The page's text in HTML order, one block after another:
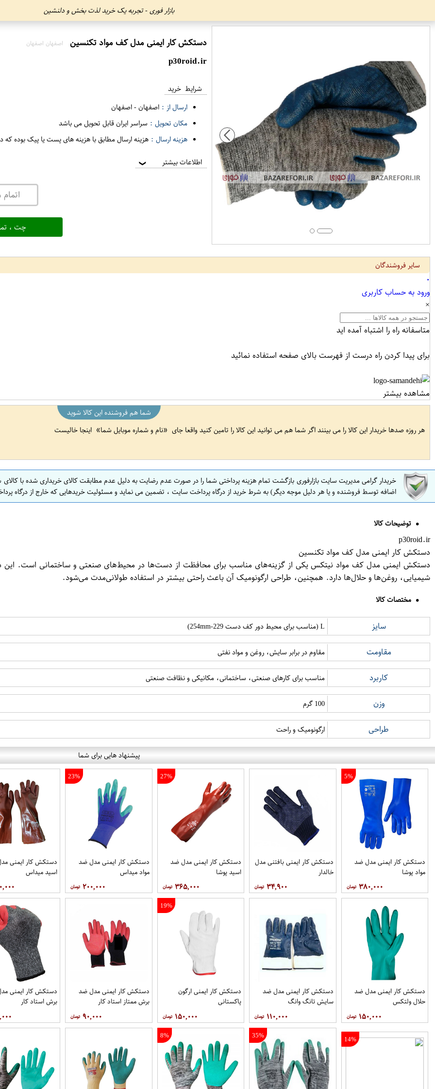
بازار فوری - تجربه یک خرید لذت بخش و دلنشین
دستکش کار ایمنی مدل کف مواد تکنسین اصفهان اصفهان
p30roid.ir
شرایط خرید
ارسال از : اصفهان-اصفهان
مکان تحویل : سراسر ایران قابل تحویل می باشد
هزینه ارسال : هزینه ارسال مطابق با هزینه های پست یا پیک بوده
اطلاعات بیشتر ❯
چت ،
سایر فروشندگان
۰
ورود به حساب کاربری
×
متاسفانه راه را اشتباه آمده اید
برای پیدا کردن راه درست از فهرست بالای صفحه استفاده نمائید
مشاهده بیشتر
شما هم فروشنده این کالا شوید
هر روزه صدها خریدار این کالا را می بینند اگر شما هم می توانید این کالا را تامین کنید واقعا جای
نام و شماره موبایل شما اینجا خالیست
خریدار گرامی مدیریت سایت بازارفوری بازگشت تمام هزینه پرداختی شما را در صورت عدم رضایت به دلیل عدم مطابقت کالای خریداری شده با
اضافه توسط فروشنده و یا هر دلیل موجه دیگر) به شرط خرید از درگاه پرداخت سایت ، تضمین می نماید و مسئولیت خریدهایی که خارج از درگاه
توضیحات کالا
p30roid.ir
دستکش کار ایمنی مدل کف مواد تکنسین
دستکش ایمنی مدل کف مواد نیتکس یکی از گزینه‌های مناسب برای محافظت از دست‌ها در محیط‌های صنعتی و ساختمانی است. این
شیمیایی، روغن‌ها و حلال‌ها دارد. همچنین، طراحی ارگونومیک آن باعث راحتی بیشتر در استفاده طولانی‌مدت می‌شود.
مختصات کالا
سایز L (مناسب برای محیط دور کف دست 229-254mm)
مقاومت مقاوم در برابر سایش، روغن و مواد نفتی
کاربرد مناسب برای کارهای صنعتی، ساختمانی، مکانیکی و نظافت صنعتی
وزن 100 گرم
طراحی ارگونومیک و راحت
پیشنهاد هایی برای شما
5%
دستکش کار ایمنی مدل ضد
مواد پوشا
۳۸۰,۰۰۰
دستکش کار ایمنی بافتنی مدل
خالدار
۳۴,۹۰۰
27%
دستکش کار ایمنی مدل ضد
اسید پوشا
۳۶۵,۰۰۰
23%
دستکش کار ایمنی مدل ضد
مواد میداس
۲۰۰,۰۰۰
دستکش کار ایمنی
اسید میداس
دستکش کار ایمنی مدل ضد
حلال ولتکس
۱۵۰,۰۰۰
دستکش کار ایمنی مدل ضد
سایش تانگ وانگ
۱۱۰,۰۰۰
19%
دستکش کار ایمنی ارگون
پاکستانی
۱۵۰,۰۰۰
دستکش کار ایمنی مدل ضد
برش ممتاز استاد کار
۹۰,۰۰۰
دستکش کار ایمنی
برش استاد کار
14%
35%
8%